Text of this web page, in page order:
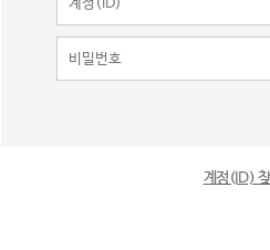
계정(ID)